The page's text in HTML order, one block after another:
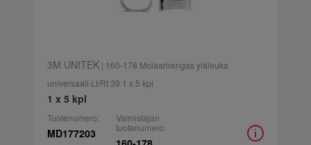
3M UNITEK| 160-178 Molaarirengas yläleuka
universaali Lt/Rt 39 1 x 5 kpl
1 x 5 kpl
Tuotenumero:
MD177203
Valmistajan
tuotenumero: